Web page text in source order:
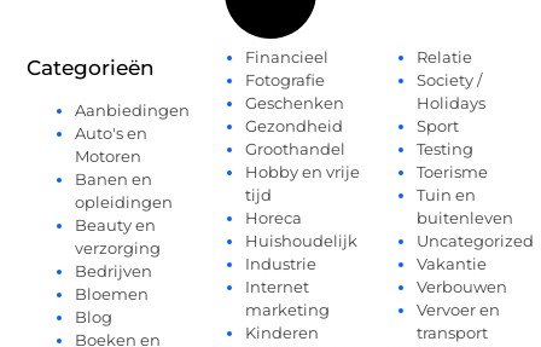
Categorieën
Aanbiedingen
Auto's en
Motoren
Banen en
opleidingen
Beauty en
verzorging
Bedrijven
Bloemen
Blog
Boeken en
Financieel
Fotografie
Geschenken
Gezondheid
Groothandel
Hobby en vrije
tijd
Horeca
Huishoudelijk
Industrie
Internet
marketing
Kinderen
Relatie
Society /
Holidays
Sport
Testing
Toerisme
Tuin en
buitenleven
Uncategorized
Vakantie
Verbouwen
Vervoer en
transport